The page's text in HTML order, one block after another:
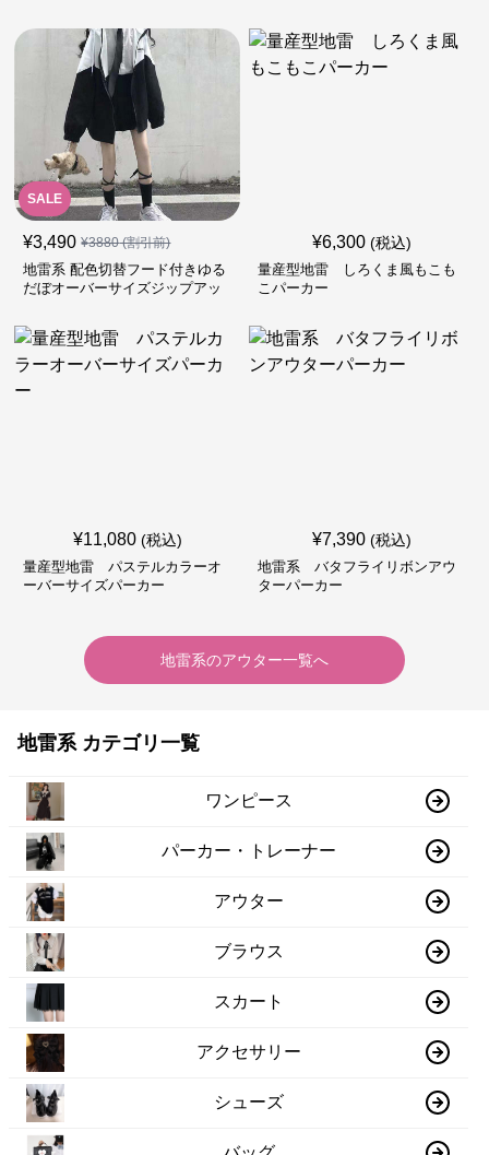
SALE
¥3,490 ¥3880(割引前)
地雷系 配色切替フード付きゆる
だぼオーバーサイズジップアッ
¥6,300 (税込)
量産型地雷 しろくま風もこも
こパーカー
¥11,080 (税込)
量産型地雷 パステルカラーオ
ーバーサイズパーカー
¥7,390 (税込)
地雷系 バタフライリボンアウ
ターパーカー
地雷系のアウター一覧へ
地雷系 カテゴリ一覧
ワンピース
パーカー・トレーナー
アウター
ブラウス
スカート
アクセサリー
シューズ